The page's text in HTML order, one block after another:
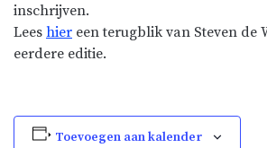
inschrijven.
Lees hier een terugblik van Steven de
eerdere editie.
Toevoegen aan kalender